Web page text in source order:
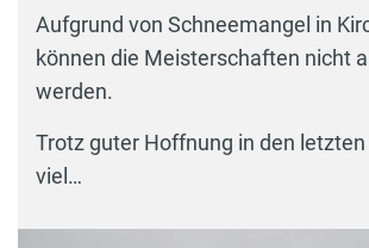
Aufgrund von Schneemangel in
können die Meisterschaften nicht
werden.
Trotz guter Hoffnung in den letzten
viel…